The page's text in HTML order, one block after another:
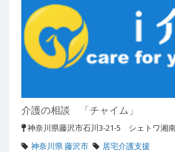
介護の相談 「チャイム」
神奈川県藤沢市石川3-21-5 シェトワ湘
神奈川県 藤沢市
居宅介護支援